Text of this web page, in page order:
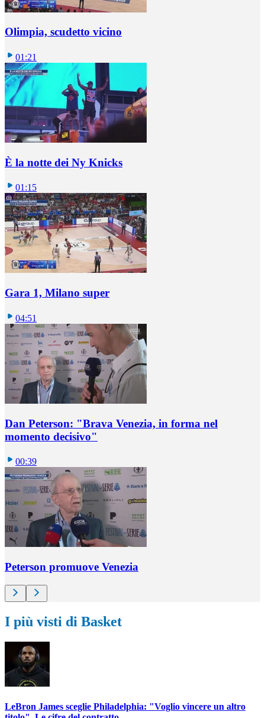
Olimpia, scudetto vicino
01:21
È la notte dei Ny Knicks
01:15
Gara 1, Milano super
04:51
Dan Peterson: "Brava Venezia, in forma nel
momento decisivo"
00:39
Peterson promuove Venezia
I più visti di Basket
LeBron James sceglie Philadelphia: "Voglio vincere un altro